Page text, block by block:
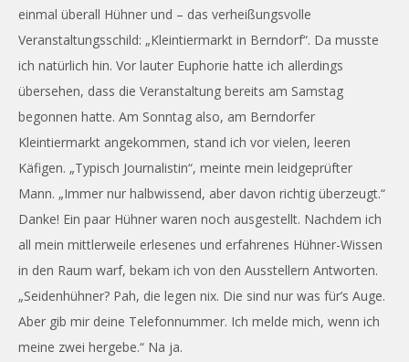
einmal überall Hühner und – das verheißungsvolle
Veranstaltungsschild: „Kleintiermarkt in Berndorf“. Da musste
ich natürlich hin. Vor lauter Euphorie hatte ich allerdings
übersehen, dass die Veranstaltung bereits am Samstag
begonnen hatte. Am Sonntag also, am Berndorfer
Kleintiermarkt angekommen, stand ich vor vielen, leeren
Käfigen. „Typisch Journalistin“, meinte mein leidgeprüfter
Mann. „Immer nur halbwissend, aber davon richtig überzeugt.“
Danke! Ein paar Hühner waren noch ausgestellt. Nachdem ich
all mein mittlerweile erlesenes und erfahrenes Hühner-Wissen
in den Raum warf, bekam ich von den Ausstellern Antworten.
„Seidenhühner? Pah, die legen nix. Die sind nur was für’s Auge.
Aber gib mir deine Telefonnummer. Ich melde mich, wenn ich
meine zwei hergebe.“ Na ja.